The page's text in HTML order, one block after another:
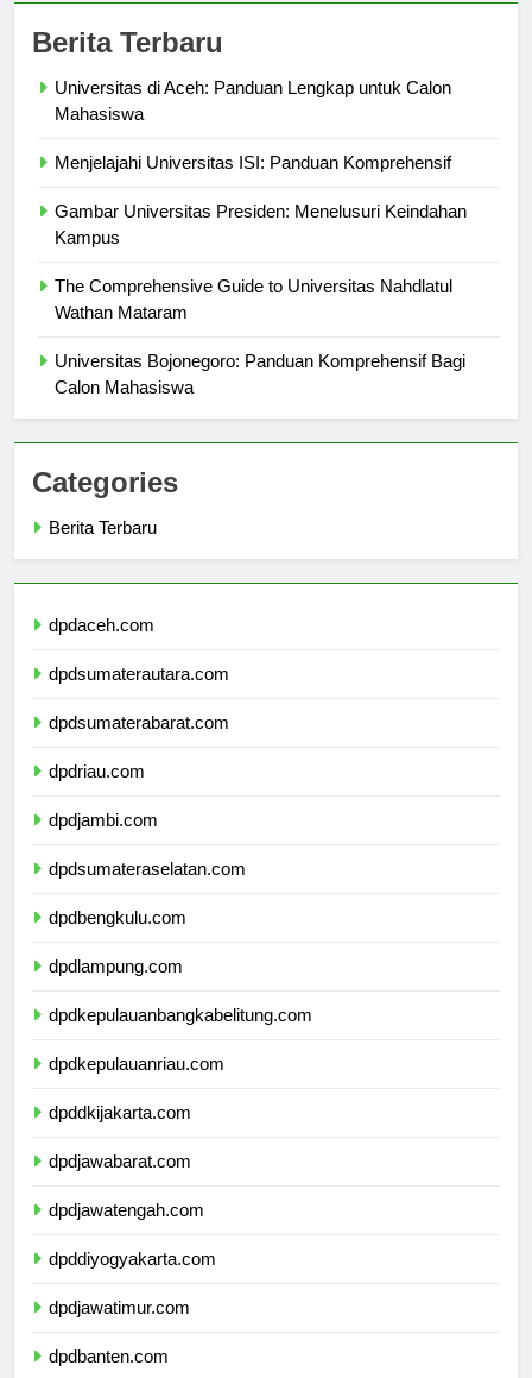
Universitas di Aceh: Panduan Lengkap untuk Calon
Gambar Universitas Presiden: Menelusuri Keindahan
The Comprehensive Guide to Universitas Nahdlatul
Universitas Bojonegoro: Panduan Komprehensif Bagi
Categories